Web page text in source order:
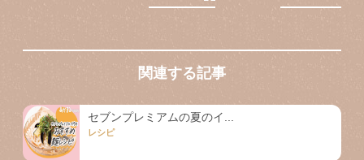
関連する記事
セブンプレミアムの夏のイ...
レシピ